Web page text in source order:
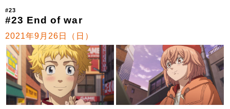
#23
#23 End of war
2021年9月26日（日）